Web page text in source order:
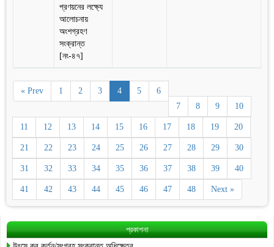
প্রণয়নের লক্ষ্যে
আলোচনায়
অংশগ্রহণ
সংক্রান্ত
[নং-৪৭]
« Prev 1 2 3 4 5
6
7
8 9 10
11 12 13 14 15 16 17 18 19 20
21 22 23 24 25 26 27 28 29 30
31 32 33 34 35 36 37 38 39 40
41 42 43 44 45 46 47 48 Next »
প্রকাশনা